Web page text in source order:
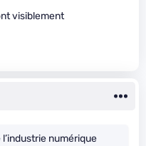
visiblement
numérique